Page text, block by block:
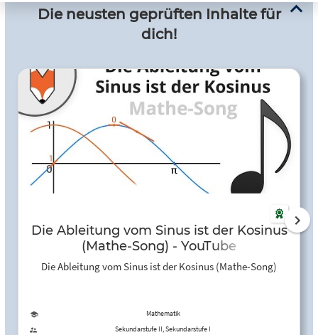
Die neusten geprüften Inhalte für
dich!
Die Ableitung vom Sinus ist der Kosinus
(Mathe-Song) - YouTube
Die Ableitung vom Sinus ist der Kosinus (Mathe-Song)
Mathematik
Sekundarstufe II, Sekundarstufe I